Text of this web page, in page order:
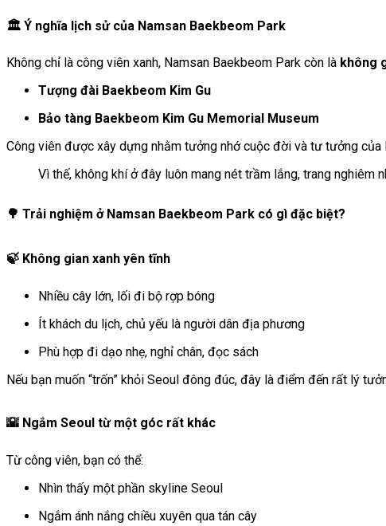
🏛️ Ý nghĩa lịch sử của Namsan Baekbeom Park
Không chỉ là công viên xanh, Namsan Baekbeom Park còn là không
Tượng đài Baekbeom Kim Gu
Bảo tàng Baekbeom Kim Gu Memorial Museum
Công viên được xây dựng nhằm tưởng nhớ cuộc đời và tư tưởng của
Vì thế, không khí ở đây luôn mang nét trầm lắng, trang nghiêm
🌳 Trải nghiệm ở Namsan Baekbeom Park có gì đặc biệt?
🍃 Không gian xanh yên tĩnh
Nhiều cây lớn, lối đi bộ rợp bóng
Ít khách du lịch, chủ yếu là người dân địa phương
Phù hợp đi dạo nhẹ, nghỉ chân, đọc sách
Nếu bạn muốn “trốn” khỏi Seoul đông đúc, đây là điểm đến rất lý
🌇 Ngắm Seoul từ một góc rất khác
Từ công viên, bạn có thể:
Nhìn thấy một phần skyline Seoul
Ngắm ánh nắng chiều xuyên qua tán cây